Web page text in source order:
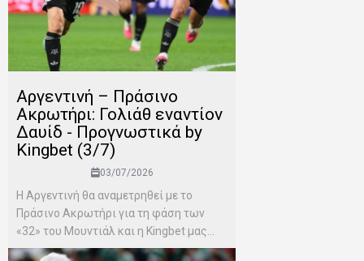
Αργεντινή – Πράσινο
Ακρωτήρι: Γολιάθ εναντίον
Δαυίδ - Προγνωστικά by
Kingbet (3/7)
03/07/2026
Η Αργεντινή θα αναμετρηθεί με το
Πράσινο Ακρωτήρι για τη φάση των
«32» του Μουντιάλ και η Kingbet μας...